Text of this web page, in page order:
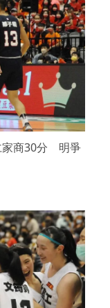
家商30分 明爭